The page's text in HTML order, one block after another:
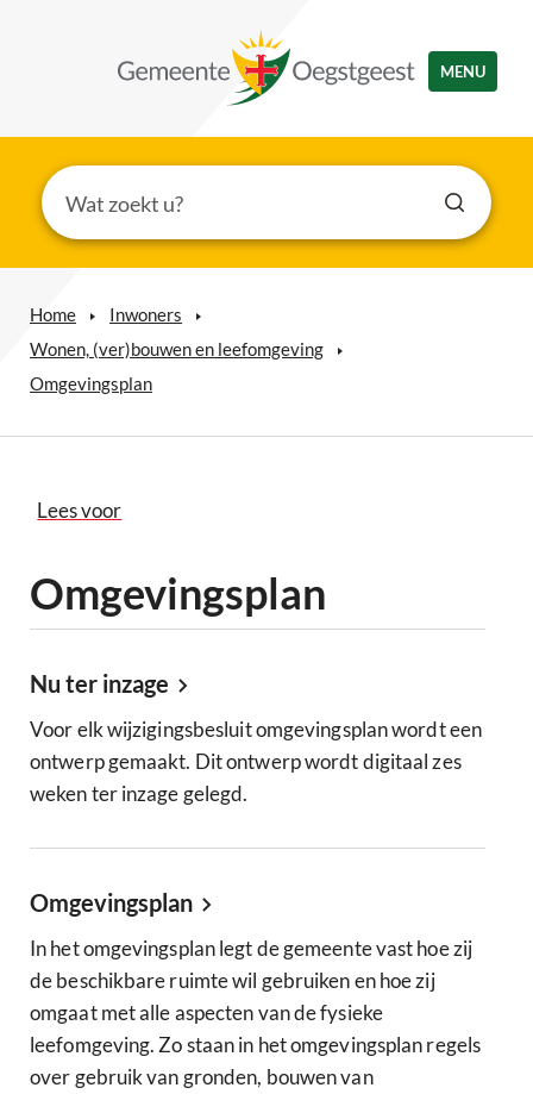
MENU
Home
Inwoners
Wonen, (ver)bouwen en leefomgeving
Omgevingsplan
Lees voor
Omgevingsplan
Nu ter inzage
Voor elk wijzigingsbesluit omgevingsplan wordt een
ontwerp gemaakt. Dit ontwerp wordt digitaal zes
weken ter inzage gelegd.
Omgevingsplan
In het omgevingsplan legt de gemeente vast hoe zij
de beschikbare ruimte wil gebruiken en hoe zij
omgaat met alle aspecten van de fysieke
leefomgeving. Zo staan in het omgevingsplan regels
over gebruik van gronden, bouwen van